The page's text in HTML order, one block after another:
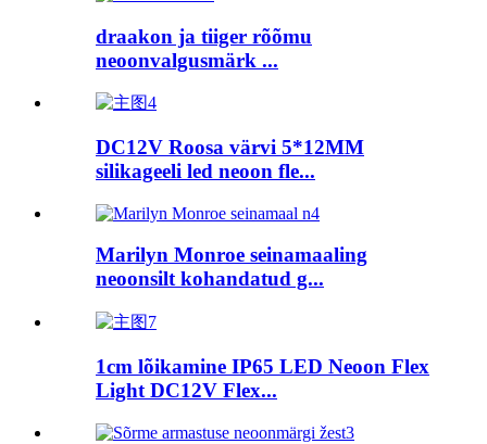
draakon ja tiiger rõõmu
neoonvalgusmärk ...
DC12V Roosa värvi 5*12MM
silikageeli led neoon fle...
Marilyn Monroe seinamaaling
neoonsilt kohandatud g...
1cm lõikamine IP65 LED Neoon Flex
Light DC12V Flex...